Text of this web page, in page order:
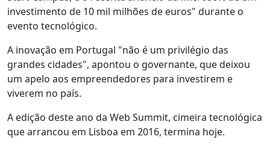
investimento de 10 mil milhões de euros" durante o
evento tecnológico.
A inovação em Portugal "não é um privilégio das
grandes cidades", apontou o governante, que deixou
um apelo aos empreendedores para investirem e
viverem no país.
A edição deste ano da Web Summit, cimeira tecnológica
que arrancou em Lisboa em 2016, termina hoje.